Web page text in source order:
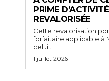
PRIME
REVALORISÉE
Cette revalorisation
forfaitaire applicable à
celui...
1 juillet 2026